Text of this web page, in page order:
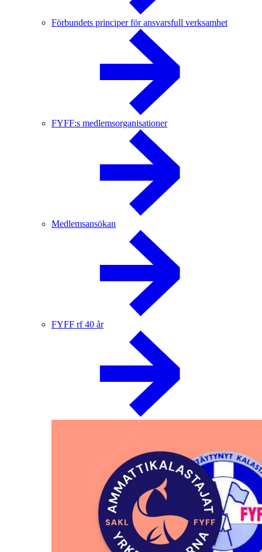
Förbundets principer för ansvarsfull verksamhet
FYFF:s medlemsorganisationer
Medlemsansökan
FYFF rf 40 år